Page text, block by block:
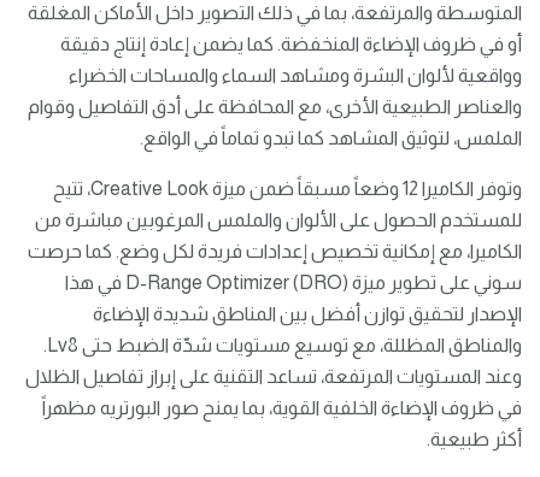
المتوسطة والمرتفعة، بما في ذلك التصوير داخل الأماكن المغلقة
أو في ظروف الإضاءة المنخفضة. كما يضمن إعادة إنتاج دقيقة
وواقعية لألوان البشرة ومشاهد السماء والمساحات الخضراء
والعناصر الطبيعية الأخرى، مع المحافظة على أدق التفاصيل وقوام
الملمس، لتوثيق المشاهد كما تبدو تماماً في الواقع.
وتوفر الكاميرا 12 وضعاً مسبقاً ضمن ميزة Creative Look، تتيح
للمستخدم الحصول على الألوان والملمس المرغوبين مباشرة من
الكاميرا، مع إمكانية تخصيص إعدادات فريدة لكل وضع. كما حرصت
سوني على تطوير ميزة D-Range Optimizer (DRO) في هذا
الإصدار لتحقيق توازن أفضل بين المناطق شديدة الإضاءة
والمناطق المظللة، مع توسيع مستويات شدّة الضبط حتى Lv8.
وعند المستويات المرتفعة، تساعد التقنية على إبراز تفاصيل الظلال
في ظروف الإضاءة الخلفية القوية، بما يمنح صور البورتريه مظهراً
أكثر طبيعية.